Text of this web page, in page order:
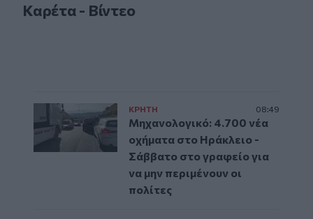
Καρέτα - Βίντεο
ΚΡΗΤΗ 08:49
Μηχανολογικό: 4.700 νέα
οχήματα στο Ηράκλειο -
Σάββατο στο γραφείο για
να μην περιμένουν οι
πολίτες